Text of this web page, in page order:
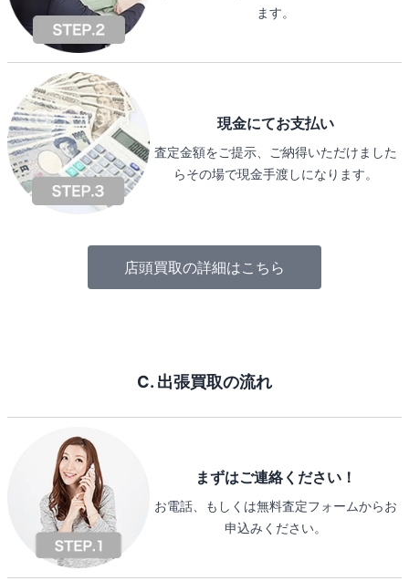
ます。
現金にてお支払い
査定金額をご提示、ご納得いただけました
らその場で現金手渡しになります。
店頭買取の詳細はこちら
C. 出張買取の流れ
まずはご連絡ください！
お電話、もしくは無料査定フォームからお
申込みください。